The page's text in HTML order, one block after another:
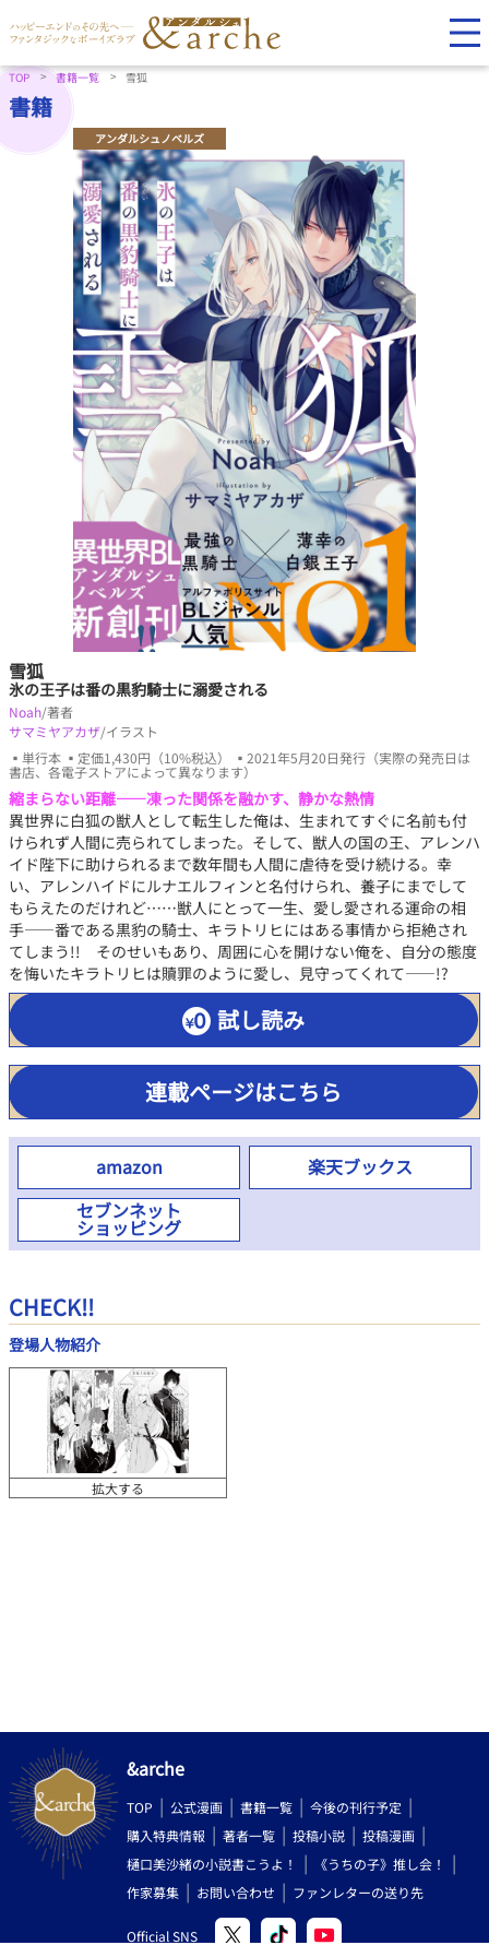
TOP 書籍一覧 雪狐
書籍
アンダルシュノベルズ
雪狐
氷の王子は番の黒豹騎士に溺愛される
Noah/著者
サマミヤアカザ/イラスト
▪単行本 ▪定価1,430円（10%税込） ▪2021年5月20日発行（実際の発売日は
書店、各電子ストアによって異なります）
縮まらない距離――凍った関係を融かす、静かな熱情
異世界に白狐の獣人として転生した俺は、生まれてすぐに名前も付
けられず人間に売られてしまった。そして、獣人の国の王、アレンハ
イド陛下に助けられるまで数年間も人間に虐待を受け続ける。幸
い、アレンハイドにルナエルフィンと名付けられ、養子にまでして
もらえたのだけれど……獣人にとって一生、愛し愛される運命の相
手――番である黒豹の騎士、キラトリヒにはある事情から拒絶され
てしまう!! そのせいもあり、周囲に心を開けない俺を、自分の態度
を悔いたキラトリヒは贖罪のように愛し、見守ってくれて――!?
試し読み
連載ページはこちら
amazon
楽天ブックス
セブンネット
ショッピング
CHECK!!
登場人物紹介
拡大する
&arche
TOP 公式漫画 書籍一覧
今後の刊行予定
購入特典情報
著者一覧 投稿小説
投稿漫画
樋口美沙緒の小説書こうよ！
《うちの子》推し会！
作家募集
お問い合わせ ファンレターの送り先
Official SNS